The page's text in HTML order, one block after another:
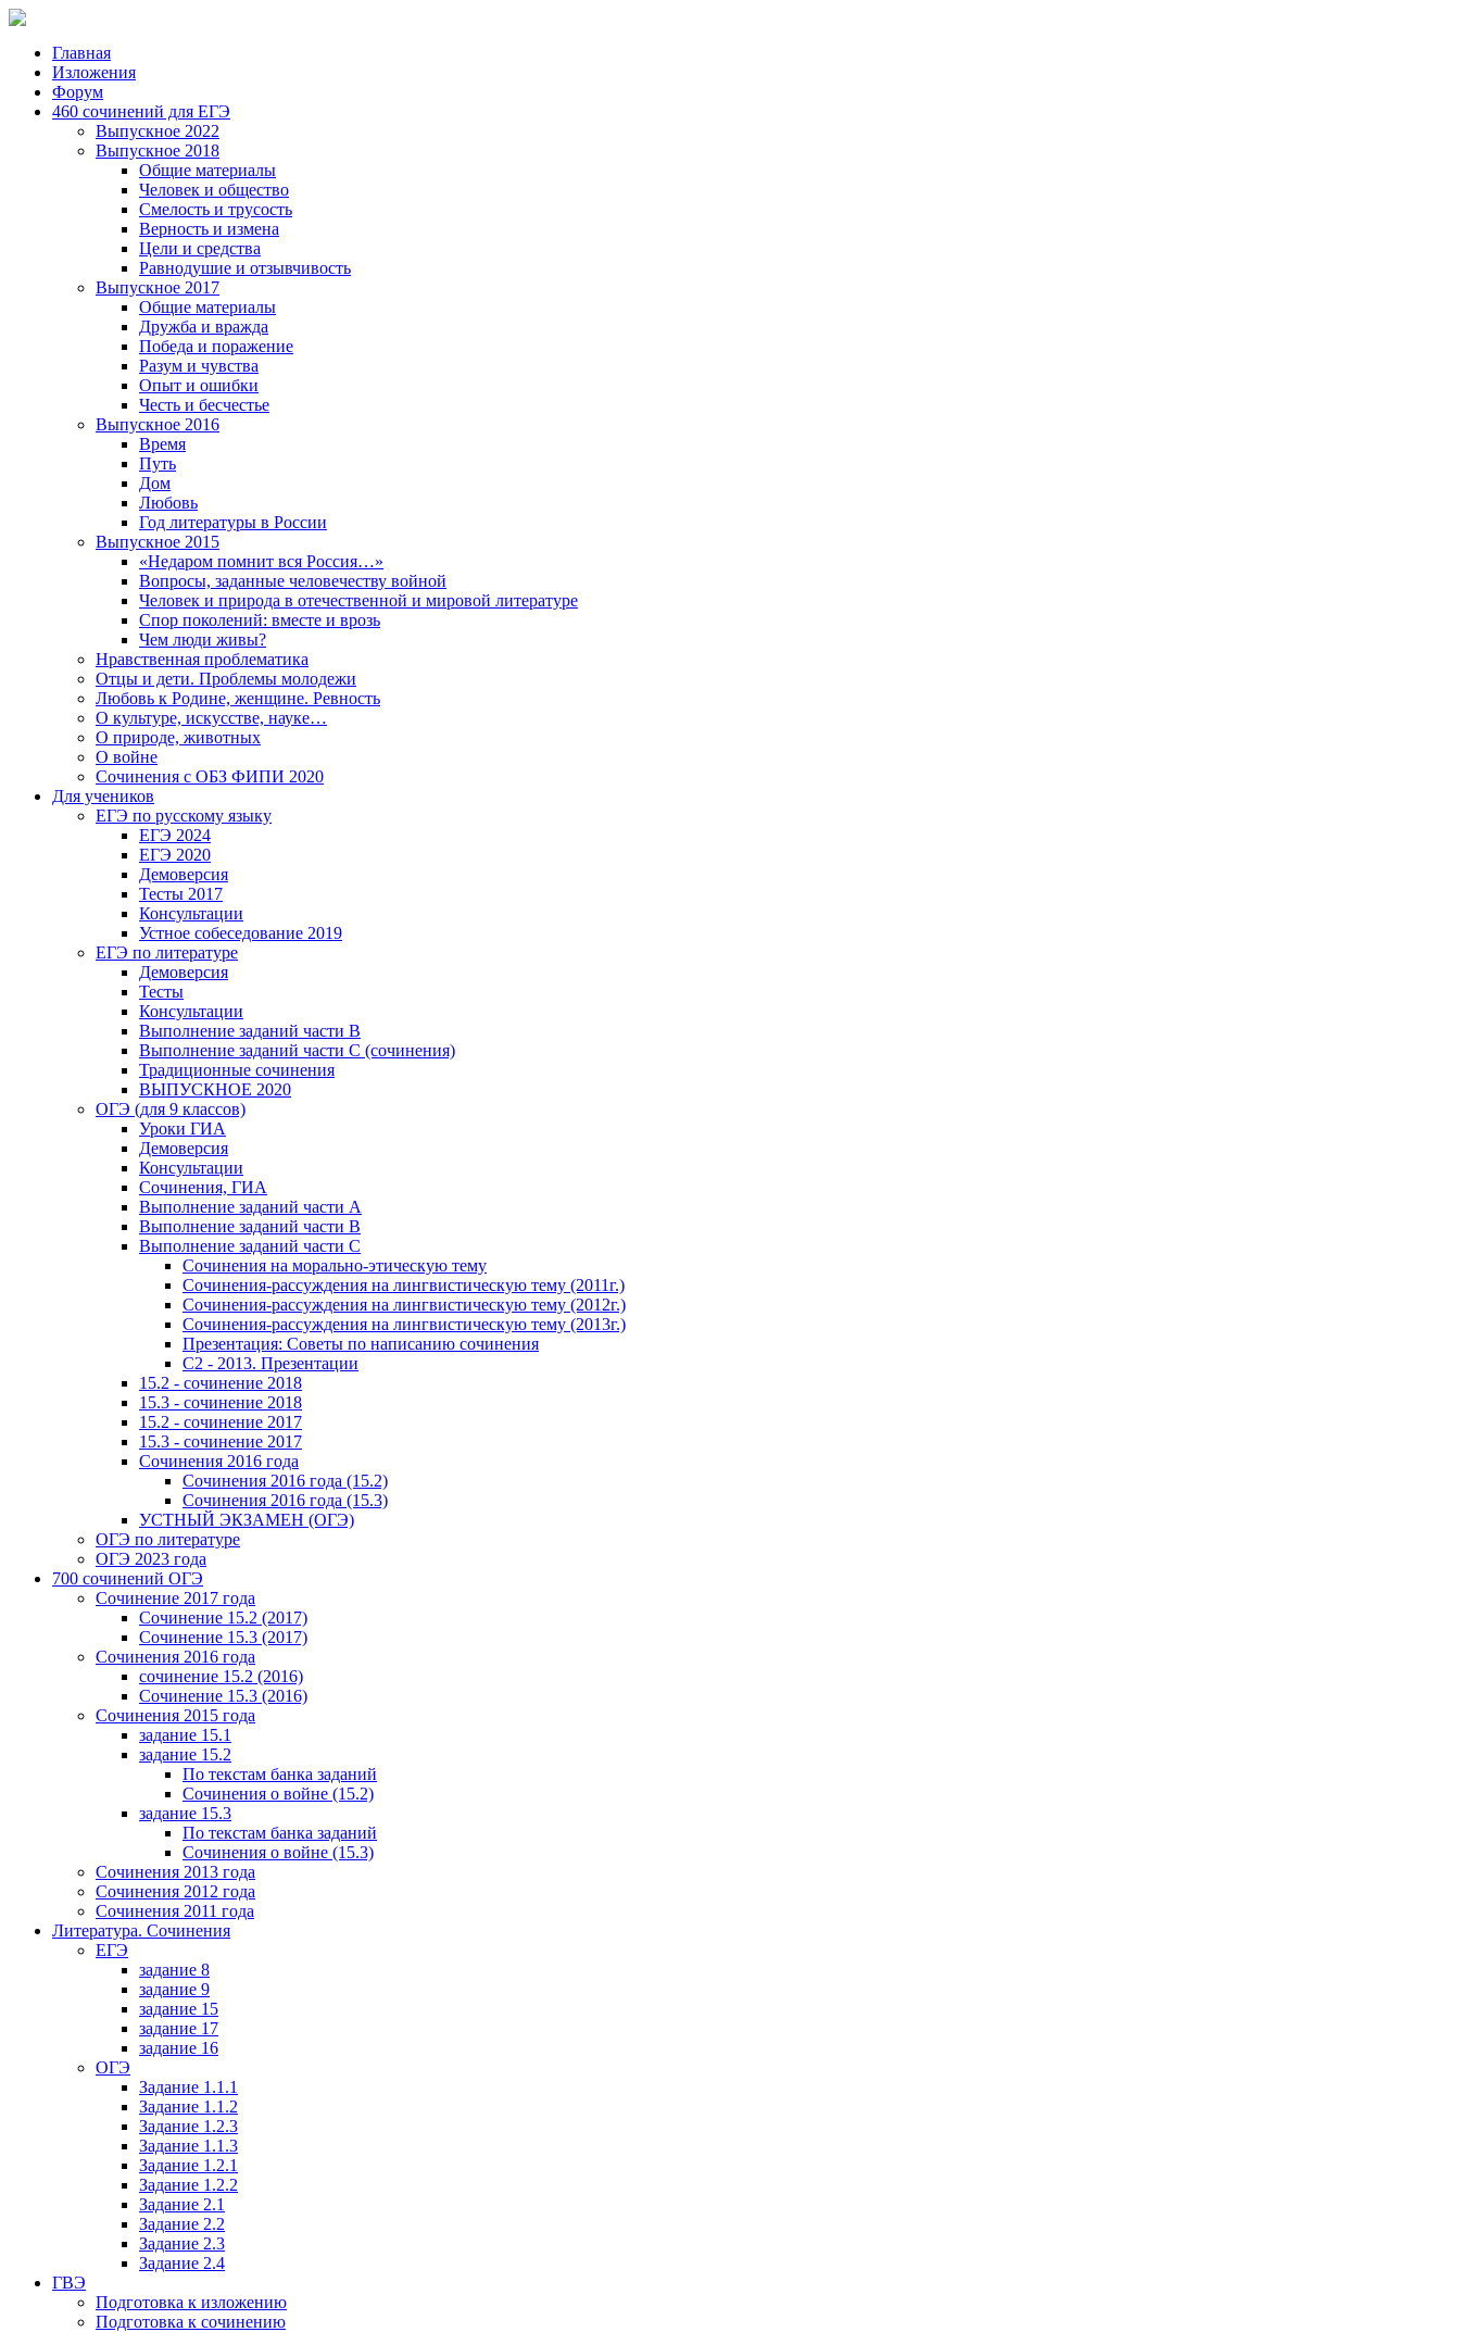
Главная
Изложения
Форум
460 сочинений для ЕГЭ
Выпускное 2022
Выпускное 2018
Общие материалы
Человек и общество
Смелость и трусость
Верность и измена
Цели и средства
Равнодушие и отзывчивость
Выпускное 2017
Общие материалы
Дружба и вражда
Победа и поражение
Разум и чувства
Опыт и ошибки
Честь и бесчестье
Выпускное 2016
Время
Путь
Дом
Любовь
Год литературы в России
Выпускное 2015
«Недаром помнит вся Россия…»
Вопросы, заданные человечеству войной
Человек и природа в отечественной и мировой литературе
Спор поколений: вместе и врозь
Чем люди живы?
Нравственная проблематика
Отцы и дети. Проблемы молодежи
Любовь к Родине, женщине. Ревность
О культуре, искусстве, науке…
О природе, животных
О войне
Сочинения с ОБЗ ФИПИ 2020
Для учеников
ЕГЭ по русскому языку
ЕГЭ 2024
ЕГЭ 2020
Демоверсия
Тесты 2017
Консультации
Устное собеседование 2019
ЕГЭ по литературе
Демоверсия
Тесты
Консультации
Выполнение заданий части В
Выполнение заданий части С (сочинения)
Традиционные сочинения
ВЫПУСКНОЕ 2020
ОГЭ (для 9 классов)
Уроки ГИА
Демоверсия
Консультации
Сочинения, ГИА
Выполнение заданий части А
Выполнение заданий части В
Выполнение заданий части С
Сочинения на морально-этическую тему
Сочинения-рассуждения на лингвистическую тему (2011г.)
Сочинения-рассуждения на лингвистическую тему (2012г.)
Сочинения-рассуждения на лингвистическую тему (2013г.)
Презентация: Советы по написанию сочинения
C2 - 2013. Презентации
15.2 - сочинение 2018
15.3 - сочинение 2018
15.2 - сочинение 2017
15.3 - сочинение 2017
Сочинения 2016 года
Сочинения 2016 года (15.2)
Сочинения 2016 года (15.3)
УСТНЫЙ ЭКЗАМЕН (ОГЭ)
ОГЭ по литературе
ОГЭ 2023 года
700 cочинений ОГЭ
Сочинение 2017 года
Сочинение 15.2 (2017)
Сочинение 15.3 (2017)
Сочинения 2016 года
сочинение 15.2 (2016)
Сочинение 15.3 (2016)
Сочинения 2015 года
задание 15.1
задание 15.2
По текстам банка заданий
Сочинения о войне (15.2)
задание 15.3
По текстам банка заданий
Сочинения о войне (15.3)
Сочинения 2013 года
Сочинения 2012 года
Сочинения 2011 года
Литература. Сочинения
ЕГЭ
задание 8
задание 9
задание 15
задание 17
задание 16
ОГЭ
Задание 1.1.1
Задание 1.1.2
Задание 1.2.3
Задание 1.1.3
Задание 1.2.1
Задание 1.2.2
Задание 2.1
Задание 2.2
Задание 2.3
Задание 2.4
ГВЭ
Подготовка к изложению
Подготовка к сочинению